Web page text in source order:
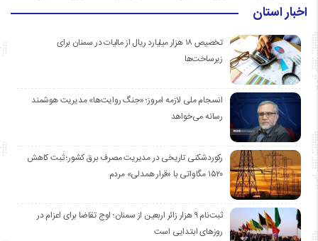
اخبار استان
تخصیص ۱۸ هزار میلیارد ریال از مالیات در سمنان برای
زیرساخت‌ها
انسجام ملی لازمه امروز؛ «جنگ روایت‌ها» مدیریت هوشمند
رسانه می‌خواهد
رکوردشکنی تاریخی در مدیریت مصرف برق کشور؛ ثبت کاهش
۱۵۲۰ مگاواتی با «قرار همدلی» مردم
ثبت‌نام ۹ هزار زائر اربعین از سمنان؛ اوج تقاضا برای اعزام در
روزهای ابتدایی است